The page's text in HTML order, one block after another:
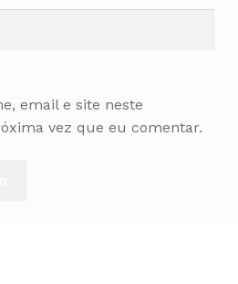
email e site neste
vez que eu comentar.